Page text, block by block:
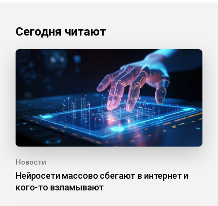
Сегодня читают
Новости
Нейросети массово сбегают в интернет и
кого-то взламывают